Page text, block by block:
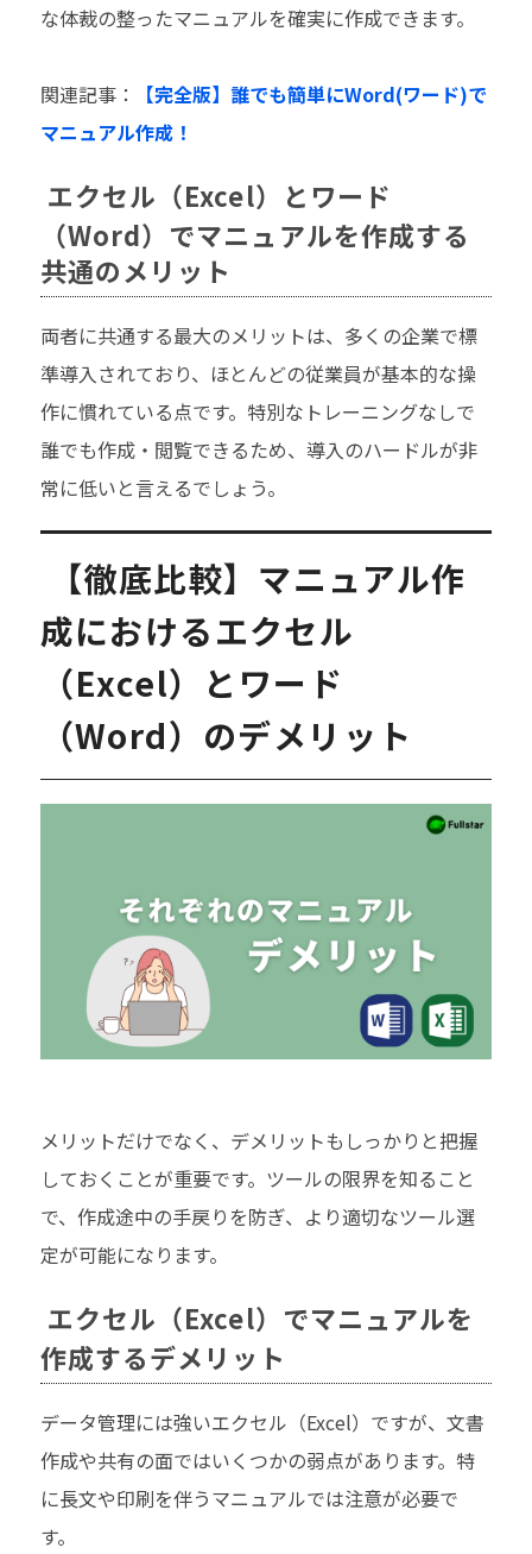
な体裁の整ったマニュアルを確実に作成できます。
関連記事：
【完全版】誰でも簡単にWord(ワード)で
マニュアル作成！
エクセル（Excel）とワード
（Word）でマニュアルを作成する
共通のメリット
両者に共通する最大のメリットは、多くの企業で標
準導入されており、ほとんどの従業員が基本的な操
作に慣れている点です。特別なトレーニングなしで
誰でも作成・閲覧できるため、導入のハードルが非
常に低いと言えるでしょう。
【徹底比較】マニュアル作
成におけるエクセル
（Excel）とワード
（Word）のデメリット
メリットだけでなく、デメリットもしっかりと把握
しておくことが重要です。ツールの限界を知ること
で、作成途中の手戻りを防ぎ、より適切なツール選
定が可能になります。
エクセル（Excel）でマニュアルを
作成するデメリット
データ管理には強いエクセル（Excel）ですが、文書
作成や共有の面ではいくつかの弱点があります。特
に長文や印刷を伴うマニュアルでは注意が必要で
す。